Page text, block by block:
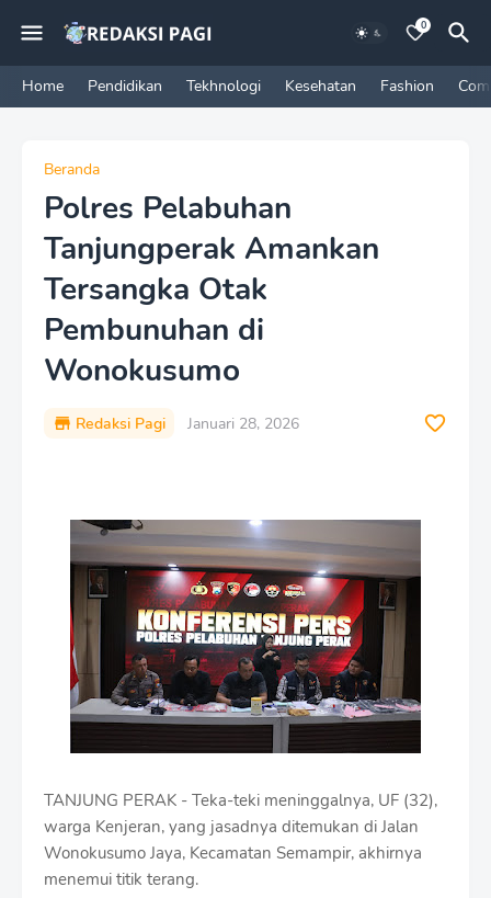
0
Home Pendidikan Tekhnologi Kesehatan Fashion
Beranda
Polres Pelabuhan
Tanjungperak Amankan
Tersangka Otak
Pembunuhan di
Wonokusumo
Redaksi Pagi Januari 28, 2026
TANJUNG PERAK - Teka-teki meninggalnya, UF (32),
warga Kenjeran, yang jasadnya ditemukan di Jalan
Wonokusumo Jaya, Kecamatan Semampir, akhirnya
menemui titik terang.
e
s
i
g
n